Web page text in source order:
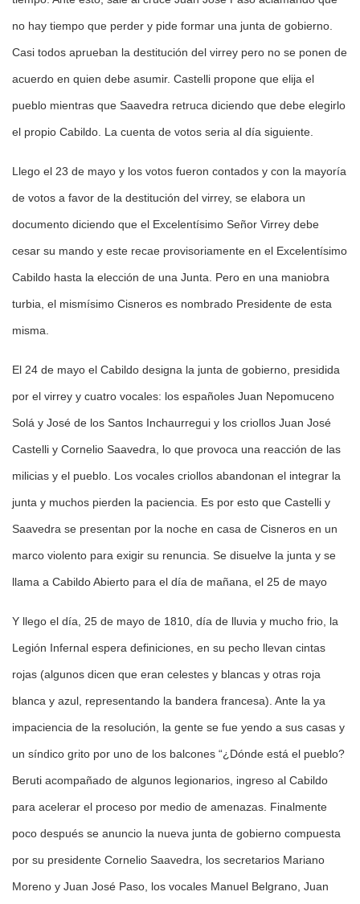
no hay tiempo que perder y pide formar una junta de gobierno.
Casi todos aprueban la destitución del virrey pero no se ponen de
acuerdo en quien debe asumir. Castelli propone que elija el
pueblo mientras que Saavedra retruca diciendo que debe elegirlo
el propio Cabildo. La cuenta de votos seria al día siguiente.
Llego el 23 de mayo y los votos fueron contados y con la mayoría
de votos a favor de la destitución del virrey, se elabora un
documento diciendo que el Excelentísimo Señor Virrey debe
cesar su mando y este recae provisoriamente en el Excelentísimo
Cabildo hasta la elección de una Junta. Pero en una maniobra
turbia, el mismísimo Cisneros es nombrado Presidente de esta
misma.
El 24 de mayo el Cabildo designa la junta de gobierno, presidida
por el virrey y cuatro vocales: los españoles Juan Nepomuceno
Solá y José de los Santos Inchaurregui y los criollos Juan José
Castelli y Cornelio Saavedra, lo que provoca una reacción de las
milicias y el pueblo. Los vocales criollos abandonan el integrar la
junta y muchos pierden la paciencia. Es por esto que Castelli y
Saavedra se presentan por la noche en casa de Cisneros en un
marco violento para exigir su renuncia. Se disuelve la junta y se
llama a Cabildo Abierto para el día de mañana, el 25 de mayo
Y llego el día, 25 de mayo de 1810, día de lluvia y mucho frio, la
Legión Infernal espera definiciones, en su pecho llevan cintas
rojas (algunos dicen que eran celestes y blancas y otras roja
blanca y azul, representando la bandera francesa). Ante la ya
impaciencia de la resolución, la gente se fue yendo a sus casas y
un síndico grito por uno de los balcones “¿Dónde está el pueblo?
Beruti acompañado de algunos legionarios, ingreso al Cabildo
para acelerar el proceso por medio de amenazas. Finalmente
poco después se anuncio la nueva junta de gobierno compuesta
por su presidente Cornelio Saavedra, los secretarios Mariano
Moreno y Juan José Paso, los vocales Manuel Belgrano, Juan